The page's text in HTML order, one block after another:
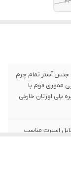
آستر تمام چرم
مموری فوم با
پلی اورتان خارجی
اسپرت مناسب